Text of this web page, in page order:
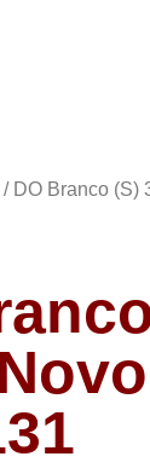
/ DO Branco (S)